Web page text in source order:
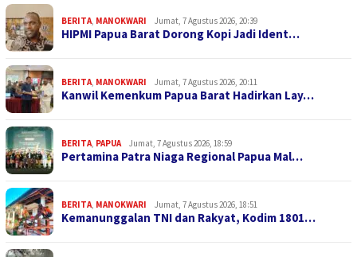
BERITA MANOKWARI Jumat, 7 Agustus 2026, 20:39
HIPMI Papua Barat Dorong Kopi Jadi Ident…
BERITA MANOKWARI Jumat, 7 Agustus 2026, 20:11
Kanwil Kemenkum Papua Barat Hadirkan Lay…
BERITA PAPUA Jumat, 7 Agustus 2026, 18:59
Pertamina Patra Niaga Regional Papua Mal…
BERITA MANOKWARI Jumat, 7 Agustus 2026, 18:51
Kemanunggalan TNI dan Rakyat, Kodim 1801…